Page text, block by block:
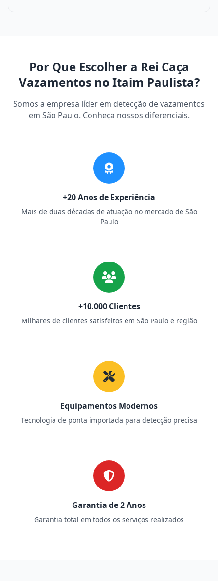
Por Que Escolher a Rei Caça
Vazamentos no Itaim Paulista?
Somos a empresa líder em detecção de vazamentos
em São Paulo. Conheça nossos diferenciais.
+20 Anos de Experiência
Mais de duas décadas de atuação no mercado de São
Paulo
+10.000 Clientes
Milhares de clientes satisfeitos em São Paulo e região
Equipamentos Modernos
Tecnologia de ponta importada para detecção precisa
Garantia de 2 Anos
Garantia total em todos os serviços realizados